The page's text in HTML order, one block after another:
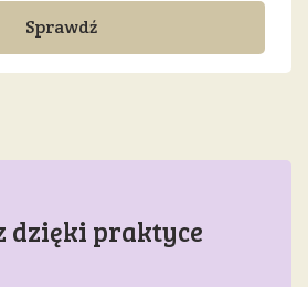
Sprawdź
dzięki praktyce